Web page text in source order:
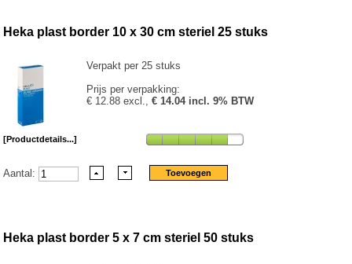
Heka plast border 10 x 30 cm steriel 25 stuks
Verpakt per 25 stuks
Prijs per verpakking:
€ 12.88 excl.,€ 14.04 incl. 9% BTW
[Productdetails...]
Aantal:
Heka plast border 5 x 7 cm steriel 50 stuks